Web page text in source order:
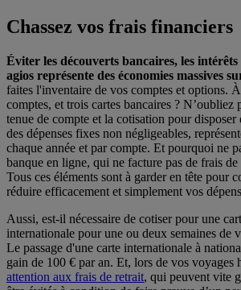
Chassez vos frais financiers
Éviter les découverts bancaires, les
agios représente des économies massives
faites l'inventaire de vos comptes et options.
comptes, et trois cartes bancaires ? N’oubliez
tenue de compte et la cotisation pour disposer
des dépenses fixes non négligeables,
chaque année et par compte. Et pourquoi ne
banque en ligne, qui ne facture pas de frais
Tous ces éléments sont à garder en tête pour
réduire efficacement et simplement vos
Aussi, est-il nécessaire de cotiser pour une
internationale pour une ou deux semaines de
Le passage d'une carte internationale à
gain de 100 € par an. Et, lors de vos voyages
attention aux frais de retrait, qui peuvent vite